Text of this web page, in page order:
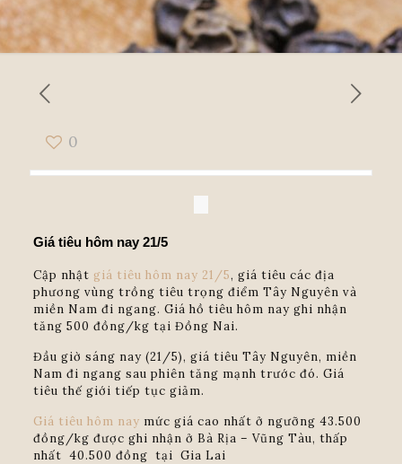
0
Giá tiêu hôm nay 21/5
Cập nhật giá tiêu hôm nay 21/5, giá tiêu các địa
phương vùng trồng tiêu trọng điểm Tây Nguyên và
miền Nam đi ngang. Giá hồ tiêu hôm nay ghi nhận
tăng 500 đồng/kg tại Đồng Nai.
Đầu giờ sáng nay (21/5), giá tiêu Tây Nguyên, miền
Nam đi ngang sau phiên tăng mạnh trước đó. Giá
tiêu thế giới tiếp tục giảm.
Giá tiêu hôm nay mức giá cao nhất ở ngưỡng 43.500
đồng/kg được ghi nhận ở Bà Rịa – Vũng Tàu, thấp
nhất 40.500 đồng tại Gia Lai